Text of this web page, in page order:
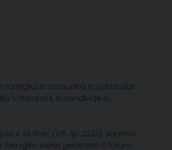
famiglia, in comunità, in particolar
Vaticano II, si condivide lo
e la fine” (cfr Ap 22,13), saremo
famiglie viene generato il futuro